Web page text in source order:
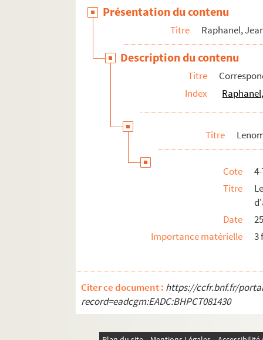
Lynnès, Marguerite (1862-1911)
Malacan, Camille (18..-19.)
Mallet, Félicia (1863-1928)
Marcus, Julia (1905-....)
Marni, Jeanne (1854-1910)
Martigue (18..-19.)
Massenet, Jules (1842-1912)
Maubant, Henri (1821-1902)
Maxime-Léry (1884-1966?)
Méténier, Oscar (1859-1913)
Modave, Rose (18..-19.. ;
Molier-Laferrière, Louise (18..-19.)
Présentation du contenu
Titre Raphanel,
Description du contenu
Titre
Index
Titre
Cote
Titre
Date
Importance matérielle
3
Citer ce document : https://ccfr.bnf.fr/
record=eadcgm:EADC:BHPCT081430